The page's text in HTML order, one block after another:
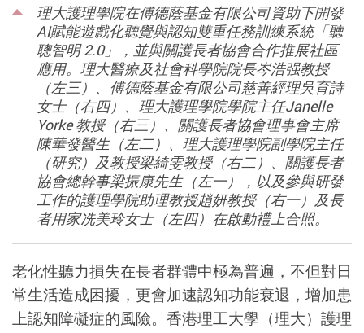
理大護理學院在傅德蔭基金有限公司資助下開發
AI賦能遊戲化聽覺與認知雙重任務訓練系統「聽
聰智明 2.0」，並與關護長者協會合作推展社區
應用。理大醫療及社會科學院院長岑浩强教授
（左三）、傅德蔭基金有限公司慈善經理吳育詩
女士（右四）、理大護理學院學院主任Janelle
Yorke 教授（右三）、關護長者協會理事會主席
陳華發醫生（左二）、理大護理學院副學院主任
（研究）及教授梁綺雯教授（右二）、關護長者
協會總幹事梁振康先生（左一），以及參與研發
工作的護理學院助理教授趙妍教授（右一）及長
者用家冼美玲女士（左四）在啟動禮上合照。
老化性聽力損失在長者群體中極為普遍，不但對日
常生活造成困擾，更會加速認知功能衰退，增加患
上認知障礙症的風險。香港理工大學（理大）護理